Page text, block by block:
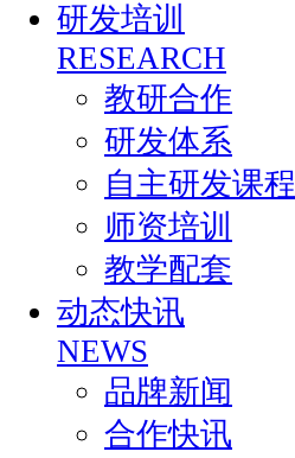
研发培训
RESEARCH
教研合作
研发体系
自主研发课程
师资培训
教学配套
动态快讯
NEWS
品牌新闻
合作快讯